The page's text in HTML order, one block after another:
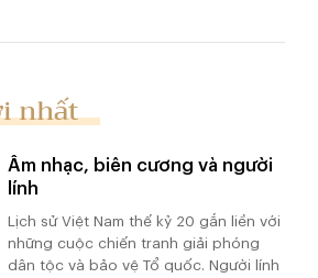
nhất
Âm nhạc, biên cương và người
lính
Lịch sử Việt Nam thế kỷ 20 gắn liền với
những cuộc chiến tranh giải phóng
dân tộc và bảo vệ Tổ quốc. Người lính